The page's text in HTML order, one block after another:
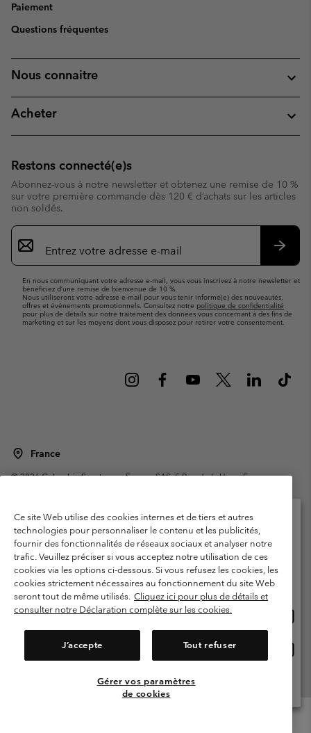
Paiement
Questions fréquentes
Nous connaitre
Acheter
Restons connecté(e)s
Abonnez-vous à notre newsletter et obtenez une remise de 10 %
sur votre première commande dès 120 € d’achats sur les articles
non soldés.
Inscription
par
e-
En nous communiquant votre adresse e-mail, vous vous inscrivez à notre newsletter et
bénéficiez d’une remise de bienvenue de 10 %.
Nous utiliserons votre adresse e-mail pour vous tenir informé(e) des nouveautés,
offres et événements promotionnels. Consultez notre politique de confidentialité
pour plus de détails sur notre traitement des données vous concernant à des fins de
marketing et sur les moyens dont vous disposez pour retirer votre consentement.
France
©2026Columbia Sportswear Europe SAS. 5 Rue de la Haye, Espace
Garanties Légales
Politique de confidentialité
Conditions d'utilisation - Membres
Conditions D'utilisation - Contenu généré par l'utilisateur
Impressum
Cookies
Public CBCR
Service client: Lun - Sam de 9h à 13h et de 14h à 18h
Ce site Web utilise des cookies internes et de tiers et autres
technologies pour personnaliser le contenu et les publicités,
fournir des fonctionnalités de réseaux sociaux et analyser notre
trafic. Veuillez préciser si vous acceptez notre utilisation de ces
cookies via les options ci-dessous. Si vous refusez les cookies, les
cookies strictement nécessaires au fonctionnement du site Web
seront tout de même utilisés. Cliquez ici pour plus de détails et
consulter notre Déclaration complète sur les cookies.
J’accepte Tout refuser
Gérer vos paramètres
de cookies
Veuillez sélectionner votre pays d’expédition et
votre langue
Achats en ligne disponibles
United States
ligne
France
Voir Tous Les Pays